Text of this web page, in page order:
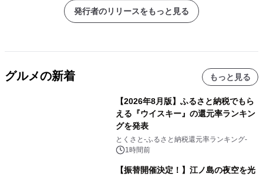
発行者のリリースをもっと見る
グルメの新着 もっと見る
【2026年8月版】ふるさと納税でもら
える『ウイスキー』の還元率ランキン
グを発表
とくさと-ふるさと納税還元率ランキング-
1時間前
【振替開催決定！】江ノ島の夜空を光